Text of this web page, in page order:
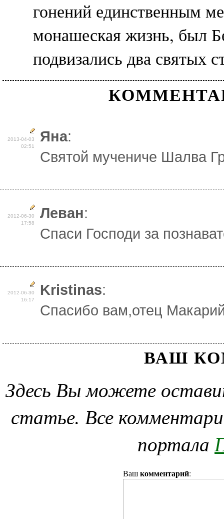
гонений единственным
монашеская жизнь, был
подвизались два святых
2013-04-03
02:51
Яна:
Святой мучениче Шалва
2012-06-30
17:58
Леван:
Спаси Господи за
2012-06-30
16:17
Kristinas:
Спасибо вам,отец
ВАШ
Здесь Вы можете
статье. Все
портала
Вашкомментарий: